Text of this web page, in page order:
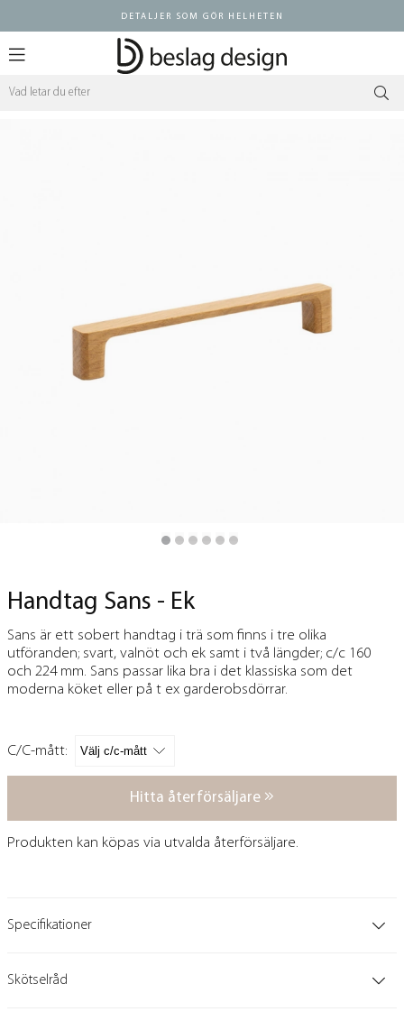
DETALJER SOM GÖR HELHETEN
Handtag Sans - Ek
Sans är ett sobert handtag i trä som finns i tre olika
utföranden; svart, valnöt och ek samt i två längder; c/c 160
och 224 mm. Sans passar lika bra i det klassiska som det
moderna köket eller på t ex garderobsdörrar.
C/C-mått:
Hitta återförsäljare
Produkten kan köpas via utvalda återförsäljare.
Specifikationer
Skötselråd